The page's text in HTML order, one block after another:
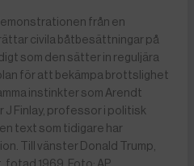
från en
civila båtbesättningar på
som den sätter in reguljära
för att bekämpa brottslighet
instinkter som Arendt
J Finlay, professor i politisk
text som tidigare har
Till vänster Donald Trump,
fotad 1969. Foto: AP